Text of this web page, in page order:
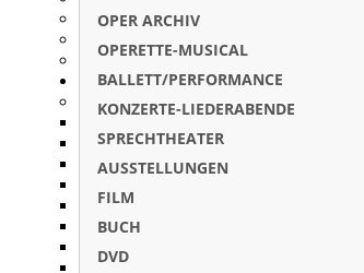
OPER ARCHIV
OPERETTE-MUSICAL
BALLETT/PERFORMANCE
KONZERTE-LIEDERABENDE
SPRECHTHEATER
AUSSTELLUNGEN
FILM
BUCH
DVD